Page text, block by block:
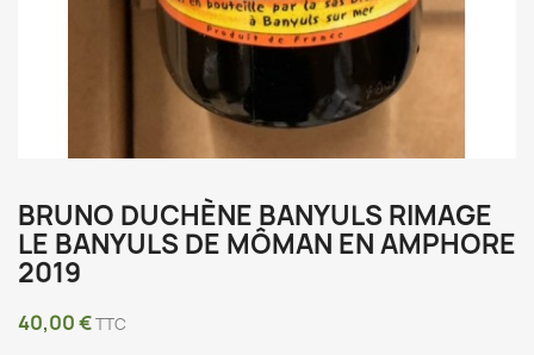
BRUNO DUCHÈNE BANYULS RIMAGE
LE BANYULS DE MÔMAN EN AMPHORE
2019
40,00 €TTC